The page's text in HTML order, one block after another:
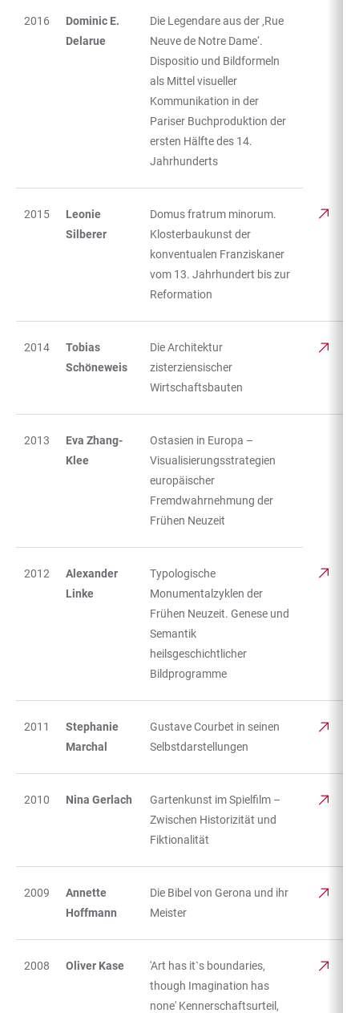
2016
Dominic E.
Delarue
Die Legendare aus der ‚Rue
Neuve de Notre Dame‘.
Dispositio und Bildformeln
als Mittel visueller
Kommunikation in der
Pariser Buchproduktion der
ersten Hälfte des 14.
Jahrhunderts
2015
Leonie
Silberer
Domus fratrum minorum.
Klosterbaukunst der
konventualen Franziskaner
vom 13. Jahrhundert bis zur
Reformation
2014
Tobias
Schöneweis
Die Architektur
zisterziensischer
Wirtschaftsbauten
2013
Eva Zhang-
Klee
Ostasien in Europa –
Visualisierungsstrategien
europäischer
Fremdwahrnehmung der
Frühen Neuzeit
2012
Alexander
Linke
Typologische
Monumentalzyklen der
Frühen Neuzeit. Genese und
Semantik
heilsgeschichtlicher
Bildprogramme
2011
Stephanie
Marchal
Gustave Courbet in seinen
Selbstdarstellungen
2010 Nina Gerlach
Gartenkunst im Spielfilm –
Zwischen Historizität und
Fiktionalität
2009
Annette
Hoffmann
Die Bibel von Gerona und ihr
Meister
2008 Oliver Kase
'Art has it`s boundaries,
though Imagination has
none' Kennerschaftsurteil,